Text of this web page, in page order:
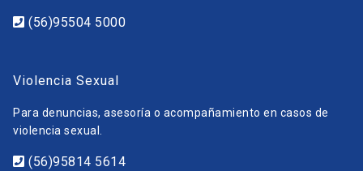
(56)95504 5000
Violencia Sexual
Para denuncias, asesoría o acompañamiento en casos de
violencia sexual.
(56)95814 5614